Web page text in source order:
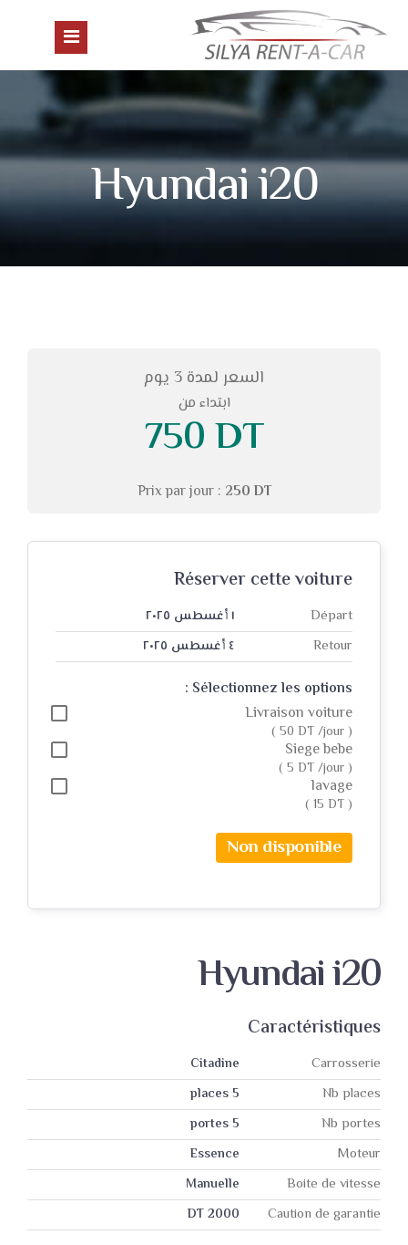
الرئيسية
السيارات
معلومات عنا
Hyundai i20
السعر لمدة 3 يوم
ابتداء من
750 DT
Prix par jour : 250 DT
Réserver cette voiture
Départ ١ أغسطس ٢٠٢٥
Retour ٤ أغسطس ٢٠٢٥
Sélectionnez les options :
Livraison voiture
( 50 DT /jour )
Siege bebe
( 5 DT /jour )
lavage
( 15 DT )
Non disponible
Hyundai i20
Caractéristiques
Carrosserie
Citadine
Nb places
5 places
Nb portes
5 portes
Moteur
Essence
Boite de vitesse
Manuelle
Caution de garantie
2000 DT